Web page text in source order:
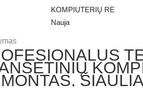
KOMPIUTERIŲ RE
Nauja